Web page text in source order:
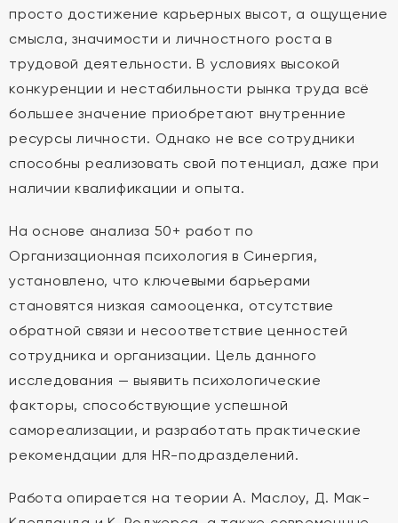
просто достижение карьерных высот, а ощущение
смысла, значимости и личностного роста в
трудовой деятельности. В условиях высокой
конкуренции и нестабильности рынка труда всё
большее значение приобретают внутренние
ресурсы личности. Однако не все сотрудники
способны реализовать свой потенциал, даже при
наличии квалификации и опыта.
На основе анализа 50+ работ по
Организационная психология в Синергия,
установлено, что ключевыми барьерами
становятся низкая самооценка, отсутствие
обратной связи и несоответствие ценностей
сотрудника и организации. Цель данного
исследования — выявить психологические
факторы, способствующие успешной
самореализации, и разработать практические
рекомендации для HR-подразделений.
Работа опирается на теории А. Маслоу, Д. Мак-